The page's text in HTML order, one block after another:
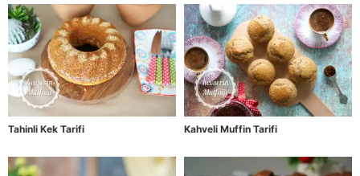
Tahinli Kek Tarifi Kahveli Muffin Tarifi